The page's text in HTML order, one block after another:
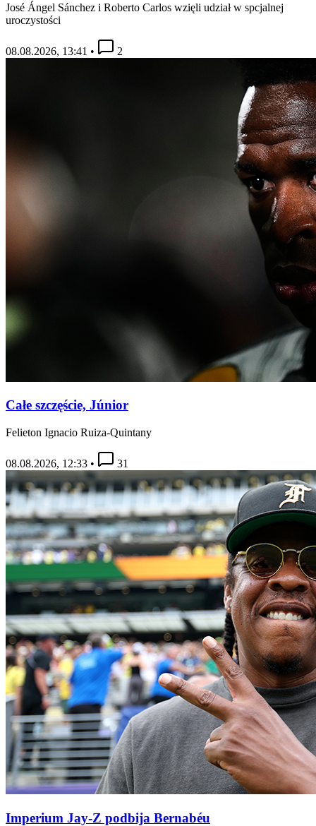
José Ángel Sánchez i Roberto Carlos wzięli udział w spcjalnej
uroczystości
08.08.2026, 13:41 • 2
Całe szczęście, Júnior
Felieton Ignacio Ruiza-Quintany
08.08.2026, 12:33 • 31
Imperium Jay-Z podbija Bernabéu